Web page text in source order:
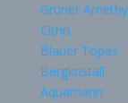
Grüner
Citrin
Blauer Topas
Bergkristall
Aquamarin